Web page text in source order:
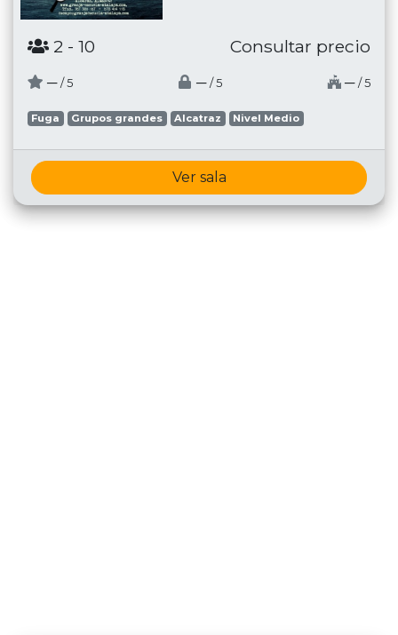
2 - 10 Consultar precio
─ / 5 ─ / 5 ─ / 5
Fuga Grupos grandes Alcatraz Nivel Medio
Ver sala